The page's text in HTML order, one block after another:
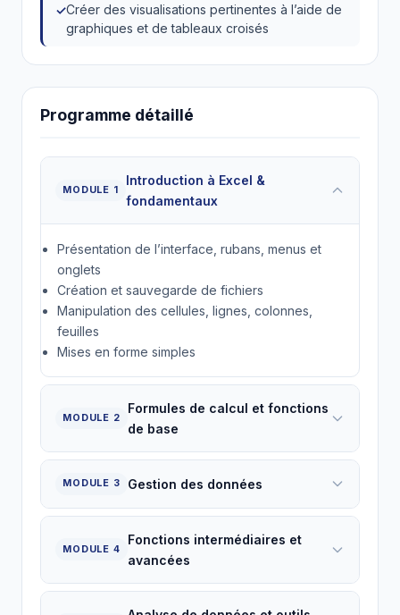
Créer des visualisations pertinentes à l’aide de
graphiques et de tableaux croisés
Programme détaillé
MODULE 1
Introduction à Excel &
fondamentaux
Présentation de l’interface, rubans, menus et
onglets
Création et sauvegarde de fichiers
Manipulation des cellules, lignes, colonnes,
feuilles
Mises en forme simples
MODULE 2
Formules de calcul et fonctions
de base
MODULE 3 Gestion des données
MODULE 4
Fonctions intermédiaires et
avancées